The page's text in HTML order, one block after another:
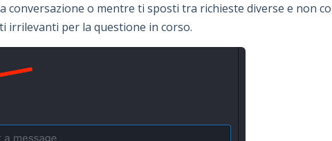
conversazione o mentre ti sposti tra richieste diverse e non
irrilevanti per la questione in corso.